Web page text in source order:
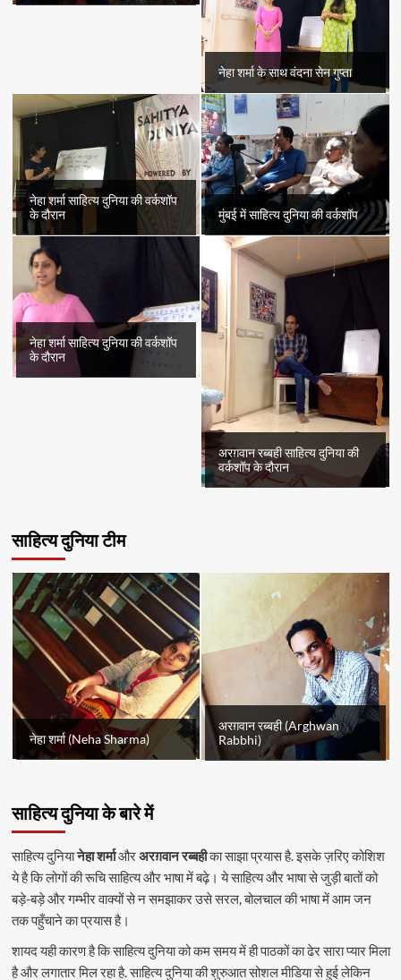
नेहा शर्मा के साथ वंदना सेन गुप्ता
नेहा शर्मा साहित्य दुनिया की वर्कशॉप
के दौरान
मुंबई में साहित्य दुनिया की वर्कशॉप
नेहा शर्मा साहित्य दुनिया की वर्कशॉप
के दौरान
अरग़वान रब्बही साहित्य दुनिया की
वर्कशॉप के दौरान
साहित्य दुनिया टीम
नेहा शर्मा (Neha Sharma)
अरग़वान रब्बही (Arghwan
Rabbhi)
साहित्य दुनिया के बारे में
साहित्य दुनियानेहा शर्माऔरअरग़वान रब्बहीका साझा प्रयास है. इसके ज़रिए कोशिश
ये है कि लोगों की रूचि साहित्य और भाषा में बढ़े। ये साहित्य और भाषा से जुड़ी बातों को
बड़े-बड़े और गम्भीर वाक्यों से न समझाकर उसे सरल, बोलचाल की भाषा में आम जन
तक पहुँचाने का प्रयास है।
शायद यही कारण है कि साहित्य दुनिया को कम समय में ही पाठकों का ढेर सारा प्यार मिला
है और लगातार मिल रहा है. साहित्य दुनिया की शुरुआत सोशल मीडिया से हुई लेकिन